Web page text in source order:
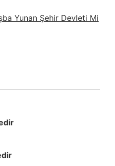
Yunan Şehir Devleti Mi